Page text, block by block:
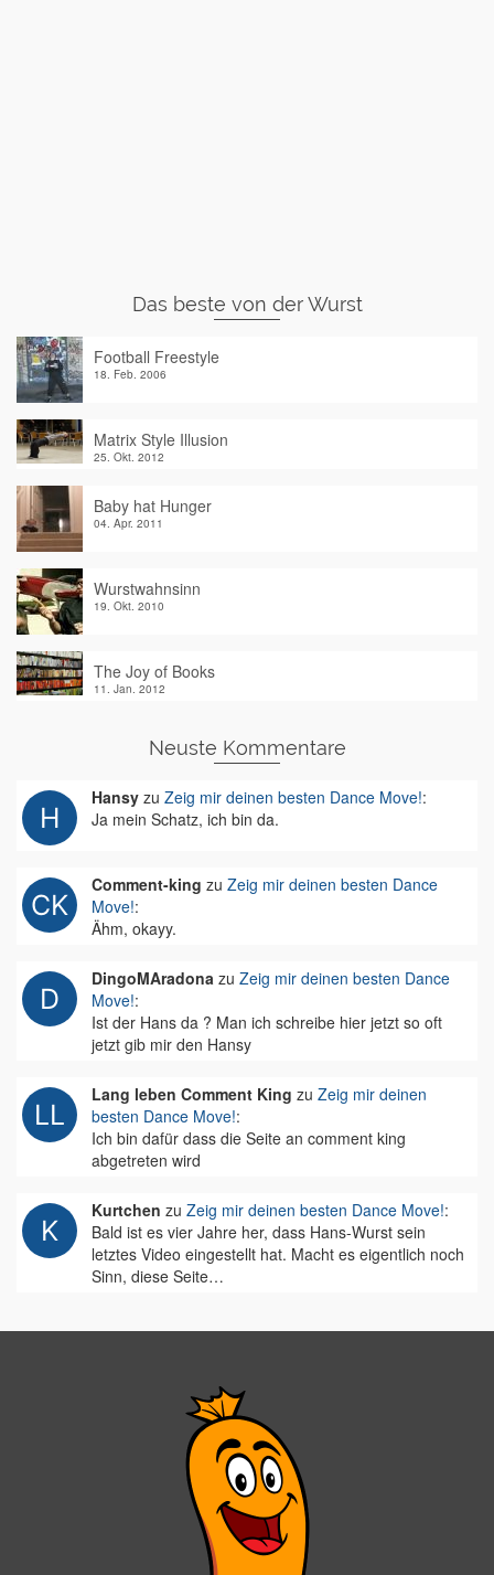
Das beste von der Wurst
Football Freestyle
18. Feb. 2006
Matrix Style Illusion
25. Okt. 2012
Baby hat Hunger
04. Apr. 2011
Wurstwahnsinn
19. Okt. 2010
The Joy of Books
11. Jan. 2012
Neuste Kommentare
Hansy zu Zeig mir deinen besten Dance Move!:
Ja mein Schatz, ich bin da.
Comment-king zu Zeig mir deinen besten Dance
Move!:
Ähm, okayy.
DingoMAradona zu Zeig mir deinen besten Dance
Move!:
Ist der Hans da ? Man ich schreibe hier jetzt so oft
jetzt gib mir den Hansy
Lang leben Comment King zu Zeig mir deinen
besten Dance Move!:
Ich bin dafür dass die Seite an comment king
abgetreten wird
Kurtchen zu Zeig mir deinen besten Dance Move!:
Bald ist es vier Jahre her, dass Hans-Wurst sein
letztes Video eingestellt hat. Macht es eigentlich noch
Sinn, diese Seite…